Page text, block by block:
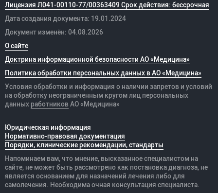
Лицензия Л041-00110-77/00363409 Срок действия: бессрочная
Дата создания документа: 19.01.2024
Документ изменён: 04.08.2026
О сайте
Доктрина информационной безопасности АО «Медицина»
Политика обработки персональных данных в АО «Медицина»
Условия обработки и информация о наличии запретов и условий
на обработку неограниченным кругом лиц персональных
данных работников АО «Медицина»
Юридическая информация
Нормативно-правовая документация
Порядки, клинические рекомендации, стандарты
Напоминаем вам, что мнение, высказанное специалистом на
сайте, не может быть рассмотрено как постановка диагноза, не
является основанием для назначений лечения либо для
самолечения. Необходима очная консультация специалиста.